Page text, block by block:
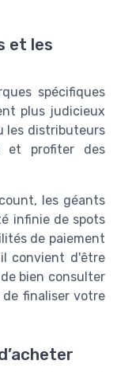
et les
spécifiques
plus judicieux
les distributeurs
et profiter des
les géants
infinie de spots
de paiement
il convient d'être
bien consulter
finaliser votre